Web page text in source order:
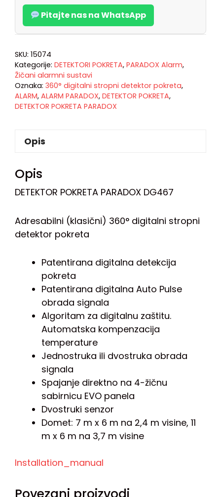
Pitajte nas na WhatsApp
SKU: 15074
Kategorije: DETEKTORI POKRETA, PARADOX Alarm,
Žičani alarmni sustavi
Oznaka: 360° digitalni stropni detektor pokreta,
ALARM, ALARM PARADOX, DETEKTOR POKRETA,
DETEKTOR POKRETA PARADOX
Opis
Opis
DETEKTOR POKRETA PARADOX DG467
Adresabilni (klasični) 360° digitalni stropni
detektor pokreta
Patentirana digitalna detekcija
pokreta
Patentirana digitalna Auto Pulse
obrada signala
Algoritam za digitalnu zaštitu.
Automatska kompenzacija
temperature
Jednostruka ili dvostruka obrada
signala
Spajanje direktno na 4-žičnu
sabirnicu EVO panela
Dvostruki senzor
Domet: 7 m x 6 m na 2,4 m visine, 11
m x 6 m na 3,7 m visine
Installation_manual